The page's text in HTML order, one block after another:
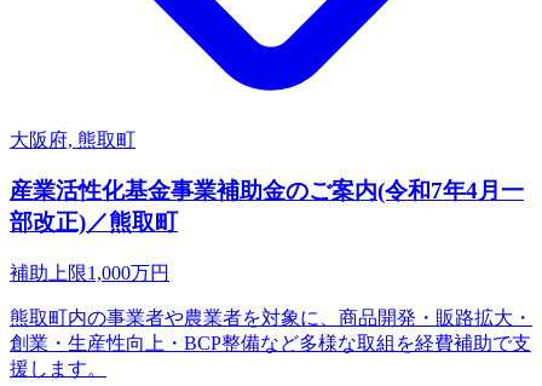
大阪府, 熊取町
産業活性化基金事業補助金のご案内(令和7年4月一
部改正)／熊取町
補助上限1,000万円
熊取町内の事業者や農業者を対象に、商品開発・販路拡大・
創業・生産性向上・BCP整備など多様な取組を経費補助で支
援します。